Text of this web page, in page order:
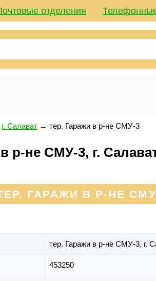
отделения
г. Салават → тер. Гаражи в р-не СМУ-3
р-не СМУ-3, г.
ГАРАЖИ В Р-НЕ СМУ-
тер. Гаражи в р-не СМУ-3, г.
453250